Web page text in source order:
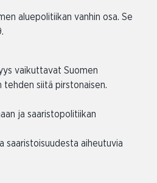
aluepolitiikan vanhin osa. Se
vaikuttavat Suomen
siitä pirstonaisen.
ja saaristopolitiikan
saaristoisuudesta aiheutuvia